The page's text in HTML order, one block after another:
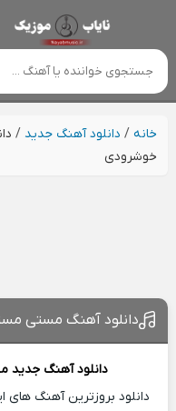
خانه/ دانلود آهنگ جدید /
خوشرودی
دانلود آهنگ مستی
دانلود آهنگ جدید
دانلود بروزترین آهنگ